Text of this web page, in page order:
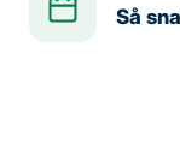
Så